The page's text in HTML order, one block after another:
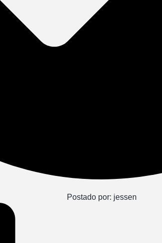
Postado por: jessen